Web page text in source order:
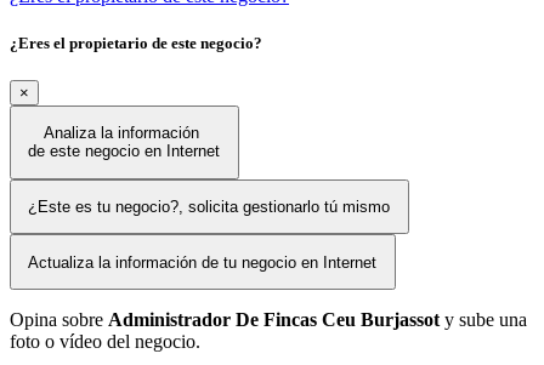
¿Eres el propietario de este negocio?
×
Analiza la información
de este negocio en Internet
¿Este es tu negocio?, solicita gestionarlo tú mismo
Actualiza la información de tu negocio en Internet
Opina sobre Administrador De Fincas Ceu Burjassot y sube una
foto o vídeo del negocio.